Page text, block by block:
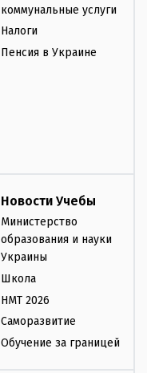
коммунальные услуги
Налоги
Пенсия в Украине
Новости Учебы
Министерство
образования и науки
Украины
Школа
НМТ 2026
Саморазвитие
Обучение за границей